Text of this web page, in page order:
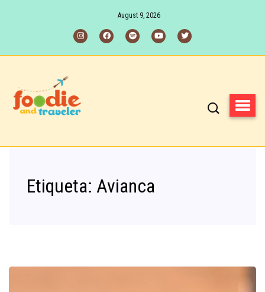
August 9, 2026
Etiqueta: Avianca